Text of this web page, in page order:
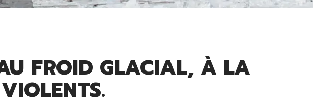
FROID GLACIAL, À LA